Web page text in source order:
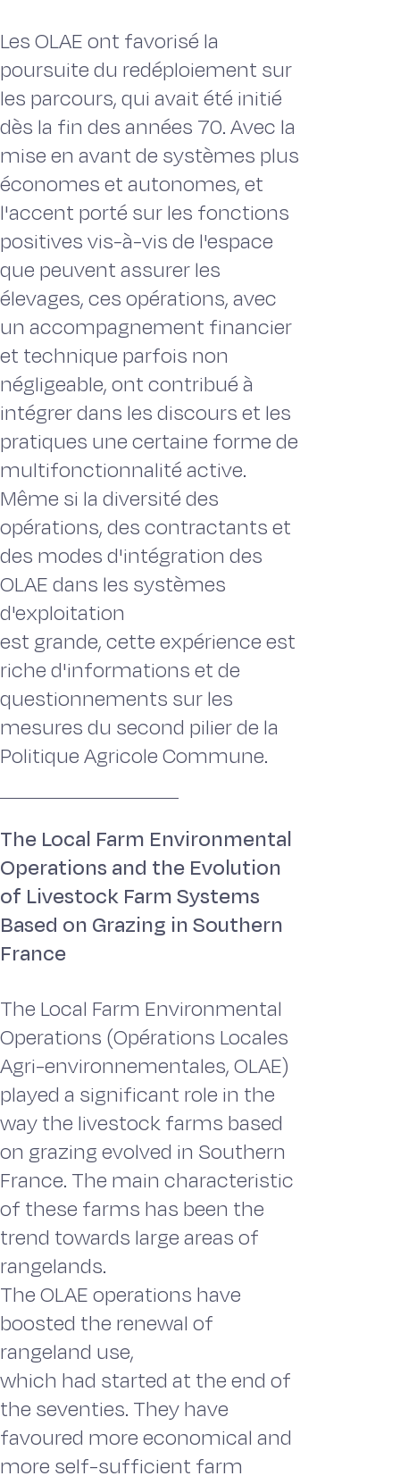
Les OLAE ont favorisé la
poursuite du redéploiement sur
les parcours, qui avait été initié
dès la fin des années 70. Avec la
mise en avant de systèmes plus
économes et autonomes, et
l'accent porté sur les fonctions
positives vis-à-vis de l'espace
que peuvent assurer les
élevages, ces opérations, avec
un accompagnement financier
et technique parfois non
négligeable, ont contribué à
intégrer dans les discours et les
pratiques une certaine forme de
multifonctionnalité active.
Même si la diversité des
opérations, des contractants et
des modes d'intégration des
OLAE dans les systèmes
d'exploitation
est grande, cette expérience est
riche d'informations et de
questionnements sur les
mesures du second pilier de la
Politique Agricole Commune.
The Local Farm Environmental
Operations and the Evolution
of Livestock Farm Systems
Based on Grazing in Southern
France
The Local Farm Environmental
Operations (Opérations Locales
Agri-environnementales, OLAE)
played a significant role in the
way the livestock farms based
on grazing evolved in Southern
France. The main characteristic
of these farms has been the
trend towards large areas of
rangelands.
The OLAE operations have
boosted the renewal of
rangeland use,
which had started at the end of
the seventies. They have
favoured more economical and
more self-sufficient farm